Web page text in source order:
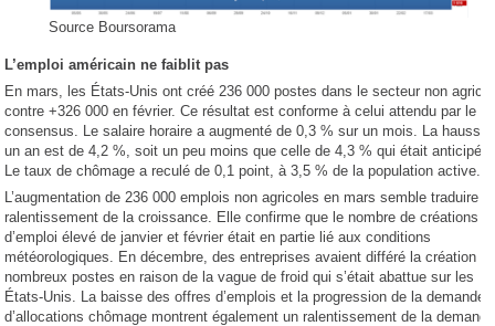
Source Boursorama
L’emploi américain ne faiblit pas
En mars, les États-Unis ont créé 236 000 postes dans le secteur non
contre +326 000 en février. Ce résultat est conforme à celui attendu par le
consensus. Le salaire horaire a augmenté de 0,3 % sur un mois. La hausse
un an est de 4,2 %, soit un peu moins que celle de 4,3 % qui était anticipée.
Le taux de chômage a reculé de 0,1 point, à 3,5 % de la population active.
L’augmentation de 236 000 emplois non agricoles en mars semble traduire
ralentissement de la croissance. Elle confirme que le nombre de créations
d’emploi élevé de janvier et février était en partie lié aux conditions
météorologiques. En décembre, des entreprises avaient différé la création
nombreux postes en raison de la vague de froid qui s’était abattue sur les
États-Unis. La baisse des offres d’emplois et la progression de la demande
d’allocations chômage montrent également un ralentissement de la demande